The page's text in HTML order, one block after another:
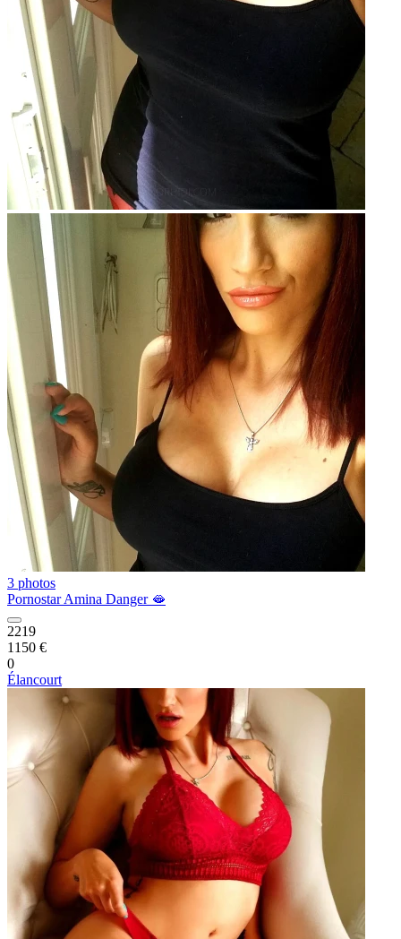
3 photos
Pornostar Amina Danger 🫦
2219
1150 €
0
Élancourt